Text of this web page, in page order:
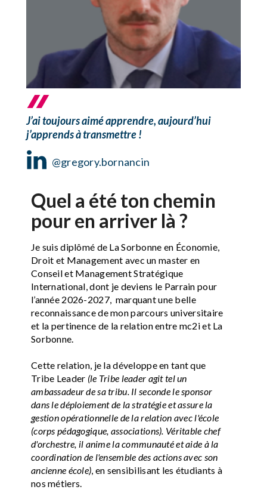
J’ai toujours aimé apprendre, aujourd’hui
j’apprends à transmettre !
@gregory.bornancin
Quel a été ton chemin
pour en arriver là ?
Je suis diplômé de La Sorbonne en Économie,
Droit et Management avec un master en
Conseil et Management Stratégique
International, dont je deviens le Parrain pour
l’année 2026-2027, marquant une belle
reconnaissance de mon parcours universitaire
et la pertinence de la relation entre mc2i et La
Sorbonne.
Cette relation, je la développe en tant que
Tribe Leader (le Tribe leader agit tel un
ambassadeur de sa tribu. Il seconde le sponsor
dans le déploiement de la stratégie et assure la
gestion opérationnelle de la relation avec l'école
(corps pédagogique, associations). Véritable chef
d'orchestre, il anime la communauté et aide à la
coordination de l'ensemble des actions avec son
ancienne école), en sensibilisant les étudiants à
nos métiers.